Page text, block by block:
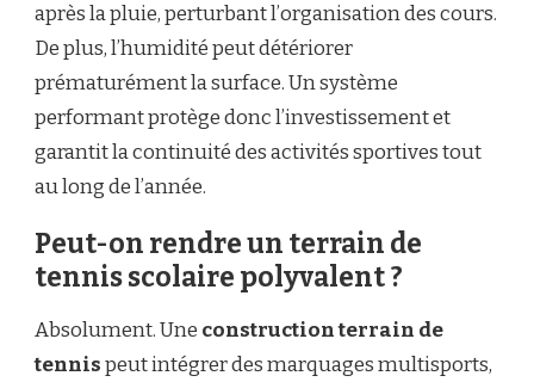
après la pluie, perturbant l’organisation des cours.
De plus, l’humidité peut détériorer
prématurément la surface. Un système
performant protège donc l’investissement et
garantit la continuité des activités sportives tout
au long de l’année.
Peut-on rendre un terrain de
tennis scolaire polyvalent ?
Absolument. Une construction terrain de
tennispeut intégrer des marquages multisports,